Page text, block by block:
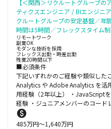
【＜関西＞リクルートグループ
ティクスエンジニア / BIエンジニ
クルートグループの安定基盤／年
時間は5時間／フレックスタイム
リモートワーク
副業OK
モダンな技術を採用
フレックス出勤・時差出勤
残業20時間以下
■必須条件
下記いずれかのご経験や類似した
Analytics や Adobe Analytics を活
用経験（2年以上） ・JavaScript
経験 ・ジュニアメンバーのコー
485万円〜1,640万円